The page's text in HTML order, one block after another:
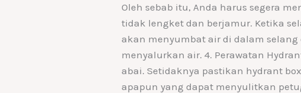
Oleh sebab itu, Anda harus segera
tidak lengket dan berjamur. Ketika
akan menyumbat air di dalam
menyalurkan air. 4. Perawatan
abai. Setidaknya pastikan hydrant
apapun yang dapat menyulitkan